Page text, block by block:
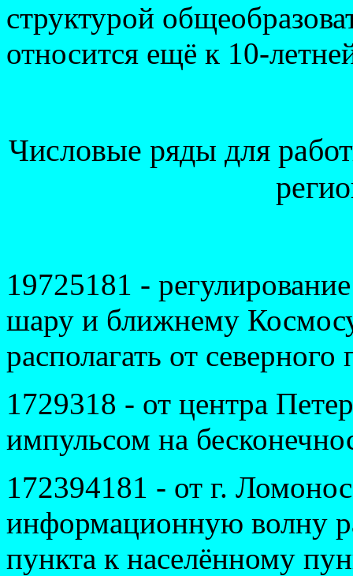
структурой
относится ещё к 10-
Числовые ряды для
19725181 -
шару и ближнему
располагать от
1729318 - от центра
импульсом на
172394181 - от г.
информационную волну
пункта к населённому